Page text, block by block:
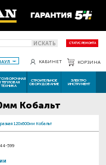
ИСКАТЬ СТАТУС РЕМОНТА
КАБИНЕТ КОРЗИНА
ТЕПЛОВАЯ
ТЕХНИКА
СТРОИТЕЛЬНОЕ
ОБОРУДОВАНИЕ
ЭЛЕКТРО
ИНСТРУМЕНТ
Кобальт
120х600мм Кобальт
599